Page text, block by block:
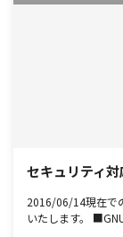
セキュリティ
2016/06/14現在で
いたします。